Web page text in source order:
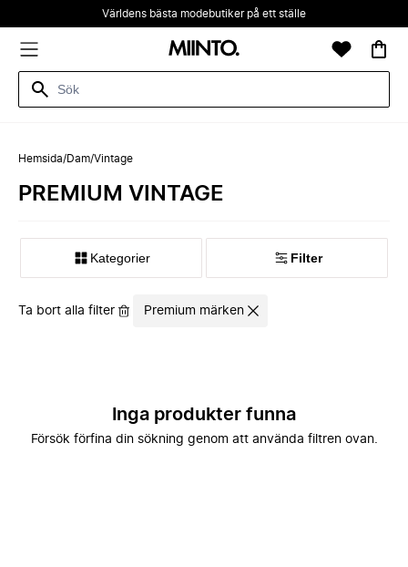
Världens bästa modebutiker på ett ställe
Hemsida/Dam/Vintage
PREMIUM VINTAGE
Kategorier Filter
Ta bort alla filter Premium märken
Inga produkter funna
Försök förfina din sökning genom att använda filtren ovan.